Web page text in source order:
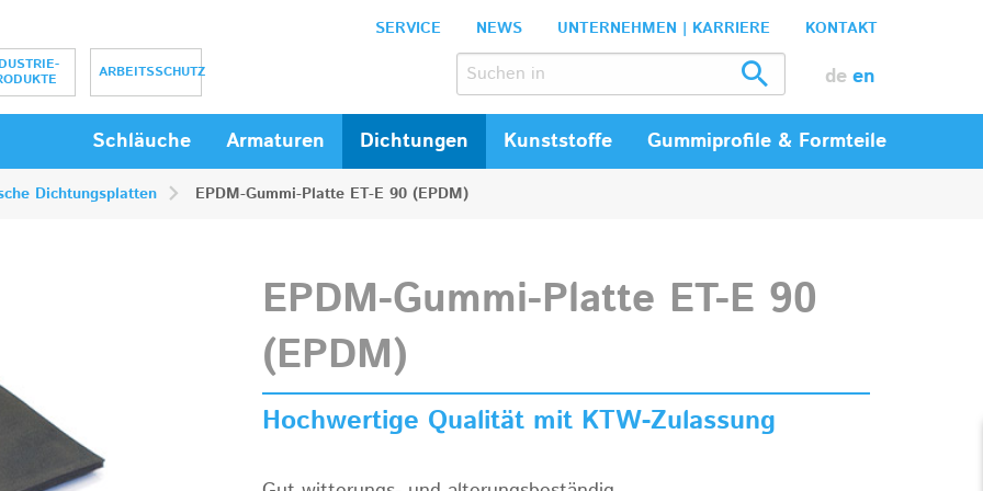
ARBEITSSCHUTZ
SERVICE NEWS UNTERNEHMEN | KARRIERE KONTAKT
de en
Schläuche Armaturen Dichtungen Kunststoffe Gummiprofile & Formteile
Dichtungsplatten EPDM-Gummi-Platte ET-E 90 (EPDM)
EPDM-Gummi-Platte ET-E 90
(EPDM)
Hochwertige Qualität mit KTW-Zulassung